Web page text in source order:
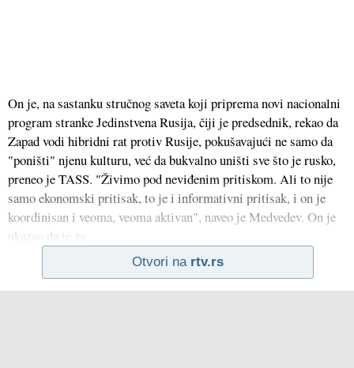
On je, na sastanku stručnog saveta koji priprema novi nacionalni
program stranke Jedinstvena Rusija, čiji je predsednik, rekao da
Zapad vodi hibridni rat protiv Rusije, pokušavajući ne samo da
"poništi" njenu kulturu, već da bukvalno uništi sve što je rusko,
preneo je TASS. "Živimo pod neviđenim pritiskom. Ali to nije
samo ekonomski pritisak, to je i informativni pritisak, i on je
koordinisan i veoma, veoma aktivan", naveo je Medvedev. On je
ukazao da je za
Otvori na rtv.rs